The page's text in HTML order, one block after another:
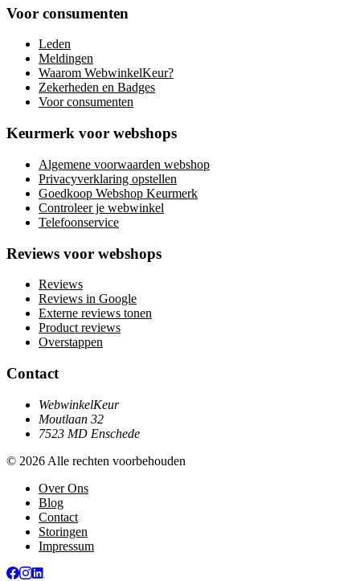
Voor consumenten
Leden
Meldingen
Waarom WebwinkelKeur?
Zekerheden en Badges
Voor consumenten
Keurmerk voor webshops
Algemene voorwaarden webshop
Privacyverklaring opstellen
Goedkoop Webshop Keurmerk
Controleer je webwinkel
Telefoonservice
Reviews voor webshops
Reviews
Reviews in Google
Externe reviews tonen
Product reviews
Overstappen
Contact
WebwinkelKeur
Moutlaan 32
7523 MD Enschede
© 2026 Alle rechten voorbehouden
Over Ons
Blog
Contact
Storingen
Impressum